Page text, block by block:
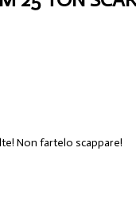
Non fartelo scappare!